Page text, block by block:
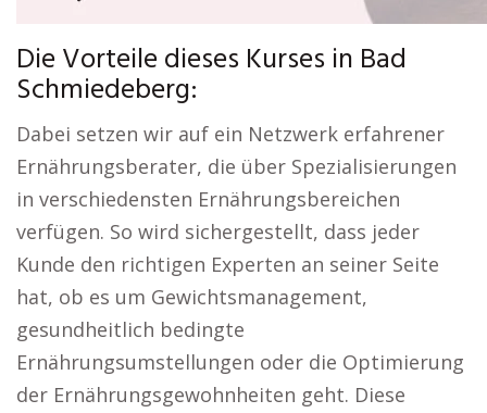
Die Vorteile dieses Kurses in Bad
Schmiedeberg:
Dabei setzen wir auf ein Netzwerk erfahrener
Ernährungsberater, die über Spezialisierungen
in verschiedensten Ernährungsbereichen
verfügen. So wird sichergestellt, dass jeder
Kunde den richtigen Experten an seiner Seite
hat, ob es um Gewichtsmanagement,
gesundheitlich bedingte
Ernährungsumstellungen oder die Optimierung
der Ernährungsgewohnheiten geht. Diese